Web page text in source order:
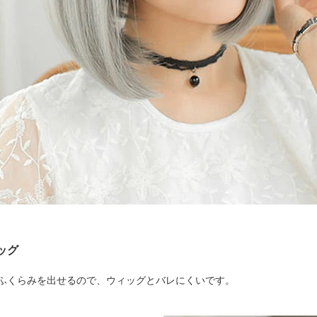
グ
らみを出せるので、ウィッグとバレにくいです。